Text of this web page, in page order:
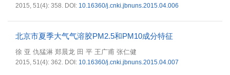
2015, 51(4): 358. DOI: 10.16360/j.cnki.jbnuns.2015.04.006
北京市夏季大气气溶胶PM2.5和PM10成分特征
徐 亚 仇猛淋 郑晨龙 田 平 王广甫 张仁健
2015, 51(4): 362. DOI: 10.16360/j.cnki.jbnuns.2015.04.007